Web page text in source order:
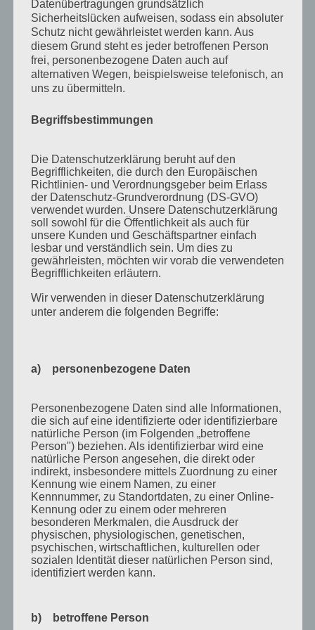
August 2012
Juli 2012
Juni 2012
April 2012
Oktober 2011
September 2011
August 2011
Juli 2011
Juni 2011
Mai 2011
April 2011
März 2011
Januar 2011
November 2010
Oktober 2010
September 2010
August 2010
Juli 2010
Juni 2010
Mai 2010
April 2010
Februar 2010
Datenübertragungen grundsätzlich
Sicherheitslücken aufweisen, sodass ein absoluter
Schutz nicht gewährleistet werden kann. Aus
diesem Grund steht es jeder betroffenen Person
frei, personenbezogene Daten auch auf
alternativen Wegen, beispielsweise telefonisch, an
uns zu übermitteln.
Begriffsbestimmungen
Die Datenschutzerklärung beruht auf den
Begrifflichkeiten, die durch den Europäischen
Richtlinien- und Verordnungsgeber beim Erlass
der Datenschutz-Grundverordnung (DS-GVO)
verwendet wurden. Unsere Datenschutzerklärung
soll sowohl für die Öffentlichkeit als auch für
unsere Kunden und Geschäftspartner einfach
lesbar und verständlich sein. Um dies zu
gewährleisten, möchten wir vorab die verwendeten
Begrifflichkeiten erläutern.
Wir verwenden in dieser Datenschutzerklärung
unter anderem die folgenden Begriffe:
a) personenbezogene Daten
Personenbezogene Daten sind alle Informationen,
die sich auf eine identifizierte oder identifizierbare
natürliche Person (im Folgenden „betroffene
Person") beziehen. Als identifizierbar wird eine
natürliche Person angesehen, die direkt oder
indirekt, insbesondere mittels Zuordnung zu einer
Kennung wie einem Namen, zu einer
Kennnummer, zu Standortdaten, zu einer Online-
Kennung oder zu einem oder mehreren
besonderen Merkmalen, die Ausdruck der
physischen, physiologischen, genetischen,
psychischen, wirtschaftlichen, kulturellen oder
sozialen Identität dieser natürlichen Person sind,
identifiziert werden kann.
b) betroffene Person